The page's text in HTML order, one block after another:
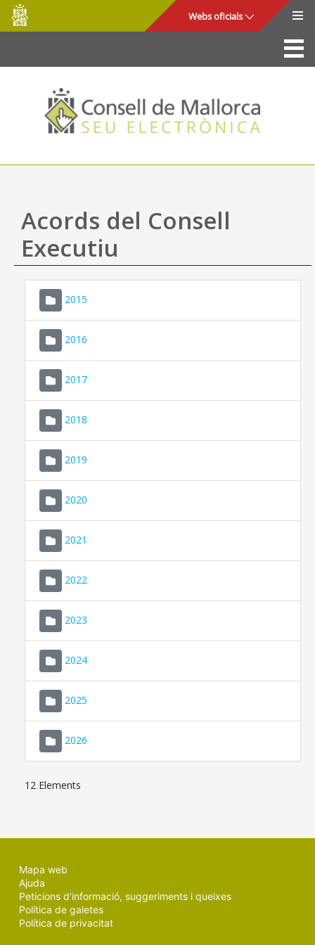
Salta al contingut principal
Consell
de
Mallorca
Webs oficials
La Seu
Consell de Mallorca
Accés i seguretat
Utilitats
Ajuda
Acords del Consell
Executiu
2015
2016
2017
2018
2019
2020
2021
2022
2023
2024
2025
2026
12 Elements
Mapa web
Ajuda
Peticions d'informació, suggeriments i queixes
Política de galetes
Política de privacitat